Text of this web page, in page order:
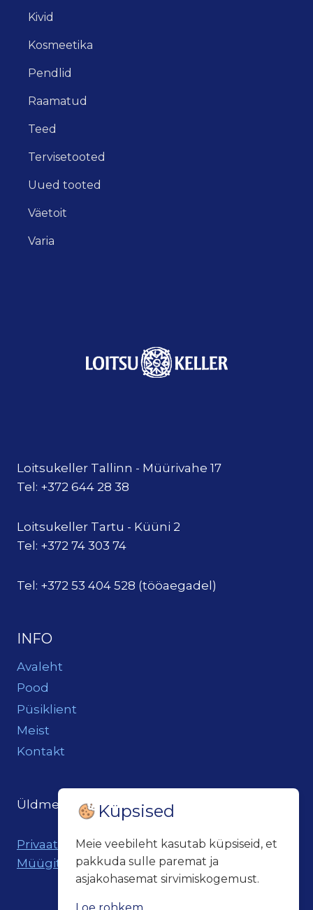
Kivid
Kosmeetika
Pendlid
Raamatud
Teed
Tervisetooted
Uued tooted
Väetoit
Varia
Loitsukeller Tallinn - Müürivahe 17
Tel: +372 644 28 38
Loitsukeller Tartu - Küüni 2
Tel: +372 74 303 74
Tel: +372 53 404 528 (tööaegadel)
INFO
Avaleht
Pood
Püsiklient
Meist
Kontakt
Üldmeil: loits@loitsukeller.ee
Privaatsuspoliitika
Müügitingimused
Küpsised
Meie veebileht kasutab küpsiseid, et
pakkuda sulle paremat ja
asjakohasemat sirvimiskogemust.